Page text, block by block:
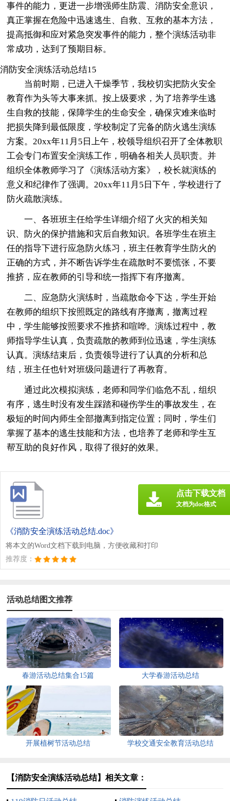
事件的能力，更进一步增强师生防震、消防安全意识，
真正掌握在危险中迅速逃生、自救、互救的基本方法，
提高抵御和应对紧急突发事件的能力，整个演练活动非
常成功，达到了预期目标。
消防安全演练活动总结15
当前时期，已进入干燥季节，我校切实把防火安全
教育作为头等大事来抓。按上级要求，为了培养学生逃
生自救的技能，保障学生的生命安全，确保灾难来临时
把损失降到最低限度，学校制定了完备的防火逃生演练
方案。20xx年11月5日上午，校领导组织召开了全体教职
工会专门布置安全演练工作，明确各相关人员职责。并
组织全体教师学习了《演练活动方案》，校长就演练的
意义和纪律作了强调。20xx年11月5日下午，学校进行了
防火疏散演练。
一、各班班主任给学生详细介绍了火灾的相关知
识、防火的保护措施和灾后自救知识。各班学生在班主
任的指导下进行应急防火练习，班主任教育学生防火的
正确的方式，并不断告诉学生在疏散时不要慌张，不要
推挤，应在教师的引导和统一指挥下有序撤离。
二、应急防火演练时，当疏散命令下达，学生开始
在教师的组织下按照既定的路线有序撤离，撤离过程
中，学生能够按照要求不推挤和喧哗。演练过程中，教
师指导学生认真，负责疏散的教师到位迅速，学生演练
认真。演练结束后，负责领导进行了认真的分析和总
结，班主任也针对班级问题进行了再教育。
通过此次模拟演练，老师和同学们临危不乱，组织
有序，逃生时没有发生踩踏和碰伤学生的事故发生，在
极短的时间内师生全部撤离到指定位置；同时，学生们
掌握了基本的逃生技能和方法，也培养了老师和学生互
帮互助的良好作风，取得了很好的效果。
《消防安全演练活动总结.doc》
将本文的Word文档下载到电脑，方便收藏和打印
推荐度：
点击下载文档
文档为doc格式
活动总结图文推荐
春游活动总结集合15篇 大学春游活动总结
开展植树节活动总结 学校交通安全教育活动总结
【消防安全演练活动总结】相关文章：